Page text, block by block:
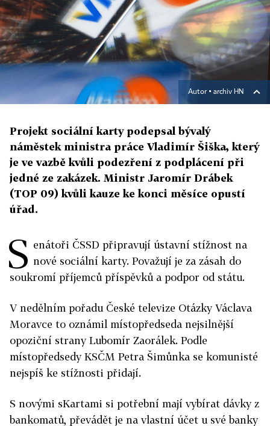
Autor ▪ archiv HN
Projekt sociální karty podepsal bývalý
náměstek ministra práce Vladimír Šiška, který
je ve vazbě kvůli podezření z podplácení při
jedné ze zakázek. Ministr Jaromír Drábek
(TOP 09) kvůli kauze ke konci měsíce opustí
úřad.
S enátoři ČSSD připravují ústavní stížnost na
nové sociální karty. Považují je za zásah do
soukromí příjemců příspěvků a podpor od státu.
V nedělním pořadu České televize Otázky Václava
Moravce to oznámil místopředseda nejsilnější
opoziční strany Lubomír Zaorálek. Podle
místopředsedy KSČM Petra Šimůnka se komunisté
nejspíš ke stížnosti přidají.
S novými sKartami si potřební mají vybírat dávky z
bankomatů, převádět je na vlastní účet u své banky